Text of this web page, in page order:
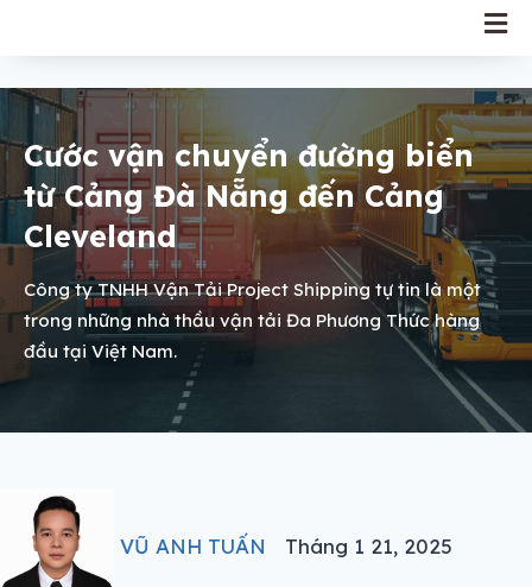
Cước vận chuyển đường biển
từ Cảng Đà Nẵng đến Cảng
Cleveland
Công ty TNHH Vận Tải Project Shipping tự tin là một
trong những nhà thầu vận tải Đa Phương Thức hàng
đầu tại Việt Nam.
VŨ ANH TUẤN Tháng 1 21, 2025